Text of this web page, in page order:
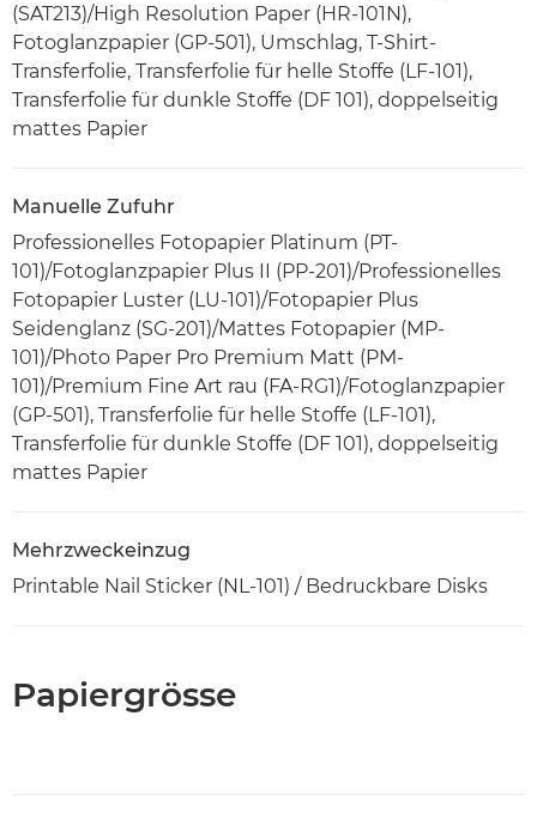
(SAT213)/High Resolution Paper (HR-101N),
Fotoglanzpapier (GP-501), Umschlag, T-Shirt-
Transferfolie, Transferfolie für helle Stoffe (LF-101),
Transferfolie für dunkle Stoffe (DF 101), doppelseitig
mattes Papier
Manuelle Zufuhr
Professionelles Fotopapier Platinum (PT-
101)/Fotoglanzpapier Plus II (PP-201)/Professionelles
Fotopapier Luster (LU-101)/Fotopapier Plus
Seidenglanz (SG-201)/Mattes Fotopapier (MP-
101)/Photo Paper Pro Premium Matt (PM-
101)/Premium Fine Art rau (FA-RG1)/Fotoglanzpapier
(GP-501), Transferfolie für helle Stoffe (LF-101),
Transferfolie für dunkle Stoffe (DF 101), doppelseitig
mattes Papier
Mehrzweckeinzug
Printable Nail Sticker (NL-101) / Bedruckbare Disks
Papiergrösse